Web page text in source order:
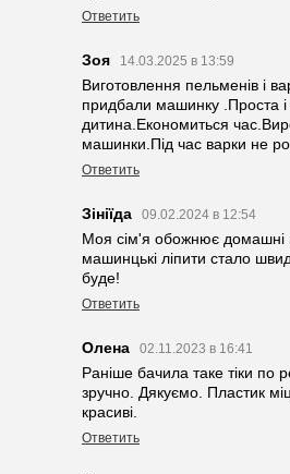
Ответить
Зоя 14.03.2025 в 13:59
Виготовлення пельменів і
придбали машинку .Проста і
дитина.Економиться
машинки.Під час варки не
Ответить
Зініїда 09.02.2024 в 12:54
Моя сім'я обожнює домашні
машинцькі ліпити стало
буде!
Ответить
Олена 02.11.2023 в 16:41
Раніше бачила таке тіки по
зручно. Дякуємо. Пластик
красиві.
Ответить